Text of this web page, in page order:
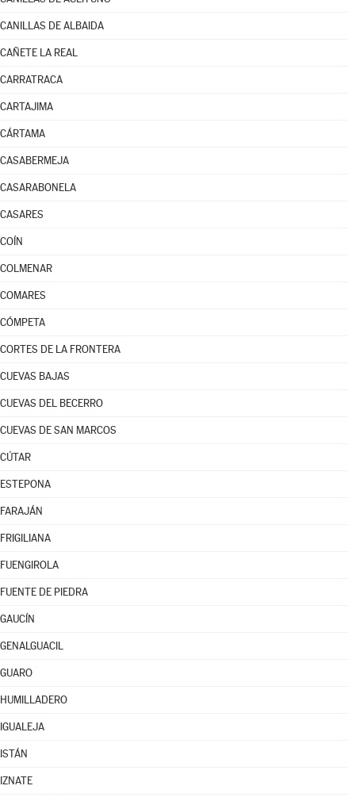
CANILLAS DE ALBAIDA
CAÑETE LA REAL
CARRATRACA
CARTAJIMA
CÁRTAMA
CASABERMEJA
CASARABONELA
CASARES
COÍN
COLMENAR
COMARES
CÓMPETA
CORTES DE LA FRONTERA
CUEVAS BAJAS
CUEVAS DEL BECERRO
CUEVAS DE SAN MARCOS
CÚTAR
ESTEPONA
FARAJÁN
FRIGILIANA
FUENGIROLA
FUENTE DE PIEDRA
GAUCÍN
GENALGUACIL
GUARO
HUMILLADERO
IGUALEJA
ISTÁN
IZNATE